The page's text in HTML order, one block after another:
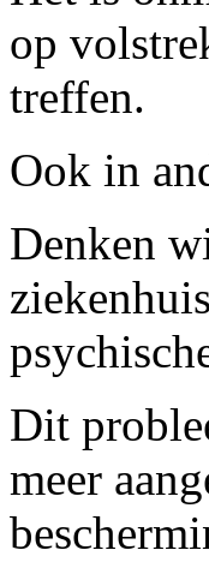
op
treffen.
Ook in
Denken
Dit
meer